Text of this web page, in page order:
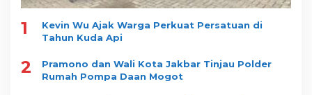
1
Kevin Wu Ajak Warga Perkuat Persatuan di
Tahun Kuda Api
2
Pramono dan Wali Kota Jakbar Tinjau Polder
Rumah Pompa Daan Mogot